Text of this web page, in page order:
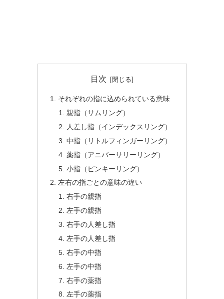
目次
それぞれの指に込められている意味
親指（サムリング）
人差し指（インデックスリング）
中指（リトルフィンガーリング）
薬指（アニバーサリーリング）
小指（ピンキーリング）
左右の指ごとの意味の違い
右手の親指
左手の親指
右手の人差し指
左手の人差し指
右手の中指
左手の中指
右手の薬指
左手の薬指